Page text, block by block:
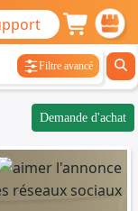
Filtre avancé
Demande d'achat